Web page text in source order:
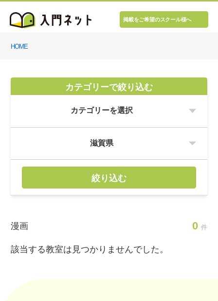
掲載をご希望のスクール様へ
HOME
カテゴリーで絞り込む
絞り込む
漫画 0 件
該当する教室は見つかりませんでした。